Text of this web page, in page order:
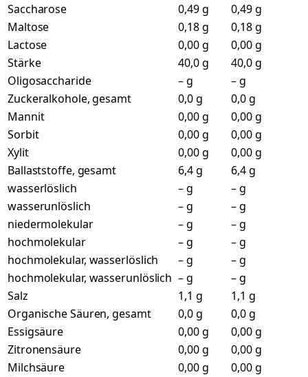
Saccharose
0,49 g
0,49 g
Maltose
0,18 g
0,18 g
Lactose
0,00 g
0,00 g
Stärke
40,0 g
40,0 g
Oligosaccharide
– g
– g
Zuckeralkohole, gesamt
0,0 g
0,0 g
Mannit
0,00 g
0,00 g
Sorbit
0,00 g
0,00 g
Xylit
0,00 g
0,00 g
Ballaststoffe, gesamt
6,4 g
6,4 g
wasserlöslich
– g
– g
wasserunlöslich
– g
– g
niedermolekular
– g
– g
hochmolekular
– g
– g
hochmolekular, wasserlöslich
– g
– g
hochmolekular, wasserunlöslich – g
– g
Salz
1,1 g
1,1 g
Organische Säuren, gesamt
0,0 g
0,0 g
Essigsäure
0,00 g
0,00 g
Zitronensäure
0,00 g
0,00 g
Milchsäure
0,00 g
0,00 g